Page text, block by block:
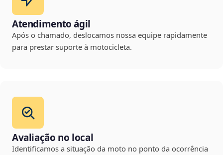
Atendimento ágil
Após o chamado, deslocamos nossa equipe rapidamente
para prestar suporte à motocicleta.
Avaliação no local
Identificamos a situação da moto no ponto da ocorrência